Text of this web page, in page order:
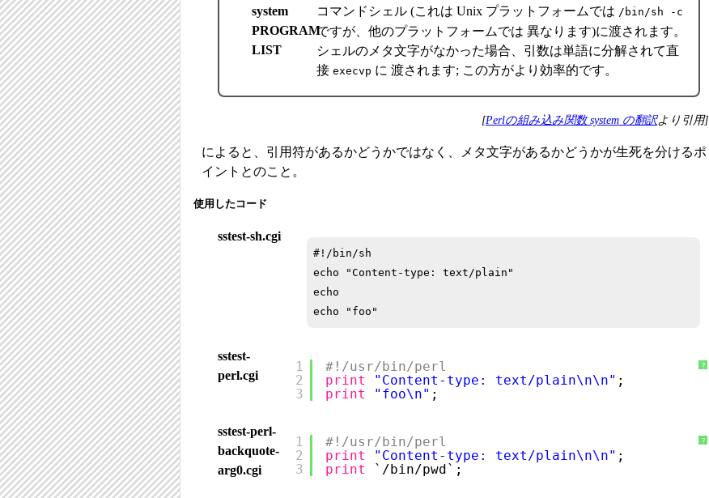
system
PROGRAM
LIST
コマンドシェル (これは Unix プラットフォームでは /bin/sh -c
ですが、他のプラットフォームでは 異なります)に渡されます。
シェルのメタ文字がなかった場合、引数は単語に分解されて直
接 execvp に 渡されます; この方がより効率的です。
[Perlの組み込み関数 system の翻訳より引用]
によると、引用符があるかどうかではなく、メタ文字があるかどうかが生死を分けるポ
イントとのこと。
使用したコード
sstest-sh.cgi
#!/bin/sh
echo "Content-type: text/plain"
echo
sstest-
perl.cgi
?
1
2
3
#!/usr/bin/perl
print
"Content-type: text/plain\n\n" ;
print
"foo\n" ;
sstest-perl-
backquote-
arg0.cgi
?
1
2
3
#!/usr/bin/perl
print
"Content-type: text/plain\n\n" ;
print
`/bin/pwd`;